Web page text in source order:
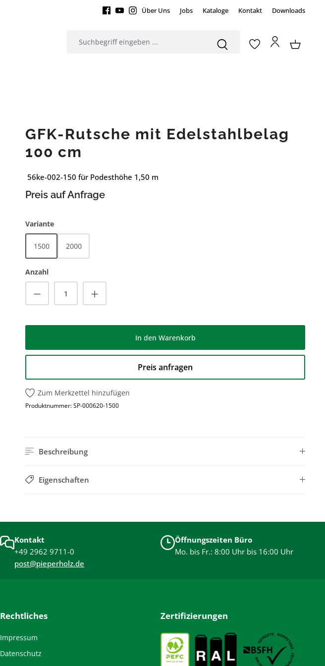
Über Uns Jobs Kataloge Kontakt Downloads
GFK-Rutsche mit Edelstahlbelag
100 cm
56ke-002-150 für Podesthöhe 1,50 m
Preis auf Anfrage
Varianteauswählen
1500 2000
Anzahl
Produkt Anzahl: Gib den gewünschten Wert ein
In den Warenkorb
Preis anfragen
Zum Merkzettel hinzufügen
Produktnummer:SP-000620-1500
Beschreibung
Eigenschaften
Kontakt
+49 2962 9711-0
post@pieperholz.de
Öffnungszeiten Büro
Mo. bis Fr.: 8:00 Uhr bis 16:00 Uhr
Rechtliches
Impressum
Datenschutz
Zertifizierungen